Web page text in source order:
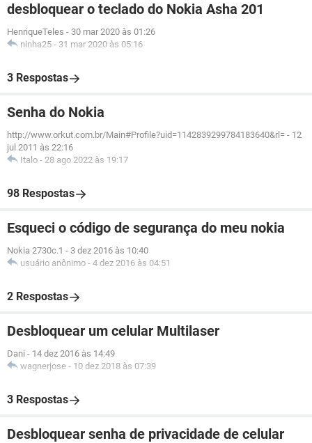
desbloquear o teclado do Nokia Asha 201
HenriqueTeles - 30 mar 2020 às 01:26
ninha25 - 31 mar 2020 às 05:16
3 Respostas
Senha do Nokia
http://www.orkut.com.br/Main#Profile?uid=1142839299784183640&rl= - 12
jul 2011 às 22:16
Italo - 28 ago 2022 às 19:17
98 Respostas
Esqueci o código de segurança do meu nokia
Nokia 2730c.1 - 3 dez 2016 às 10:40
usuário anônimo - 4 dez 2016 às 04:51
2 Respostas
Desbloquear um celular Multilaser
Dani - 14 dez 2016 às 14:49
wagnerjose - 10 dez 2018 às 07:39
3 Respostas
Desbloquear senha de privacidade de celular